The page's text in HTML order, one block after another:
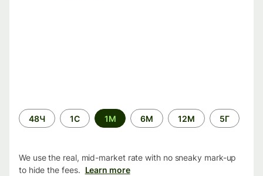
Time
period
48Ч 1С 1М 6М 12М 5Г
We use the real, mid-market rate with no sneaky mark-up
to hide the fees. Learn more